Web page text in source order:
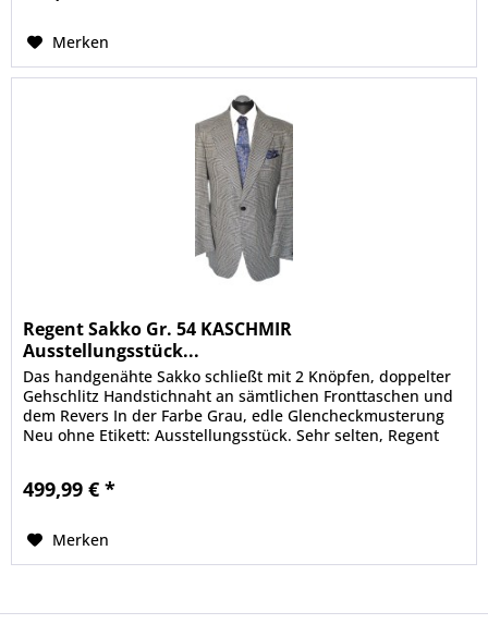
Merken
Regent Sakko Gr. 54 KASCHMIR
Ausstellungsstück...
Das handgenähte Sakko schließt mit 2 Knöpfen, doppelter
Gehschlitz Handstichnaht an sämtlichen Fronttaschen und
dem Revers In der Farbe Grau, edle Glencheckmusterung
Neu ohne Etikett: Ausstellungsstück. Sehr selten, Regent
499,99 € *
Merken